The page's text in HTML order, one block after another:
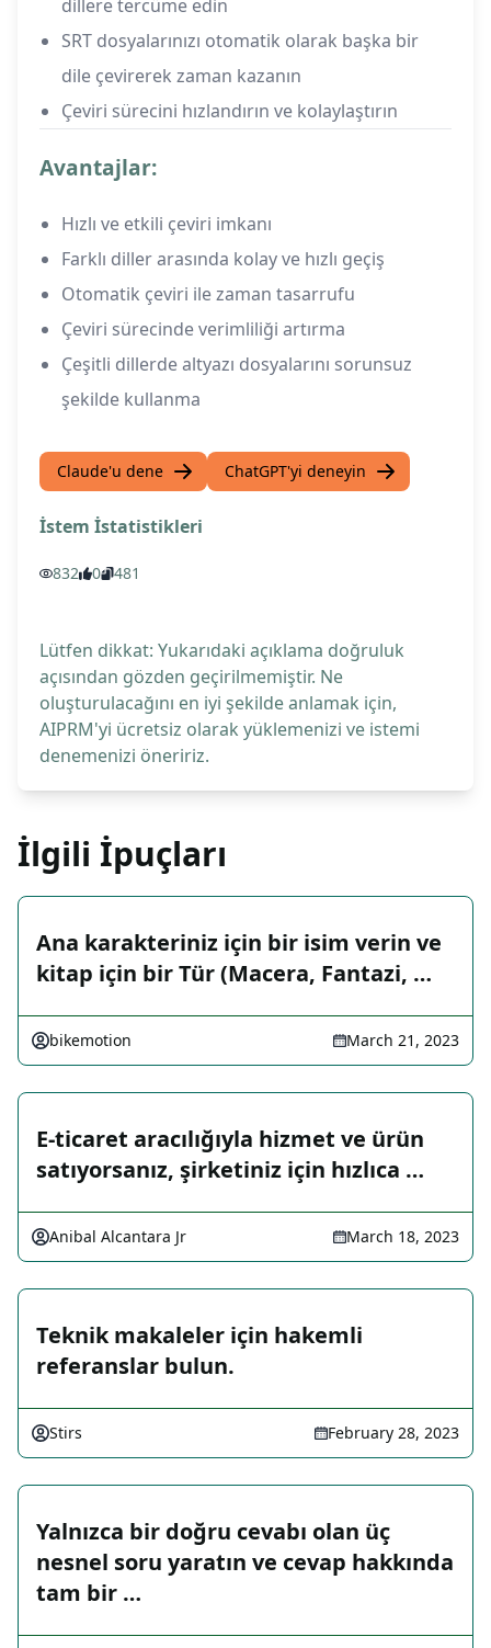
dillere tercüme edin
SRT dosyalarınızı otomatik olarak başka bir
dile çevirerek zaman kazanın
Çeviri sürecini hızlandırın ve kolaylaştırın
Avantajlar:
Hızlı ve etkili çeviri imkanı
Farklı diller arasında kolay ve hızlı geçiş
Otomatik çeviri ile zaman tasarrufu
Çeviri sürecinde verimliliği artırma
Çeşitli dillerde altyazı dosyalarını sorunsuz
şekilde kullanma
Claude'u dene ChatGPT'yi deneyin
İstem İstatistikleri
832 0 481
Lütfen dikkat: Yukarıdaki açıklama doğruluk
açısından gözden geçirilmemiştir. Ne
oluşturulacağını en iyi şekilde anlamak için,
AIPRM'yi ücretsiz olarak yüklemenizi ve istemi
denemenizi öneririz.
İlgili İpuçları
Ana karakteriniz için bir isim verin ve
kitap için bir Tür (Macera, Fantazi, …
bikemotion March 21, 2023
E-ticaret aracılığıyla hizmet ve ürün
satıyorsanız, şirketiniz için hızlıca …
Anibal Alcantara Jr March 18, 2023
Teknik makaleler için hakemli
referanslar bulun.
Stirs February 28, 2023
Yalnızca bir doğru cevabı olan üç
nesnel soru yaratın ve cevap hakkında
tam bir …